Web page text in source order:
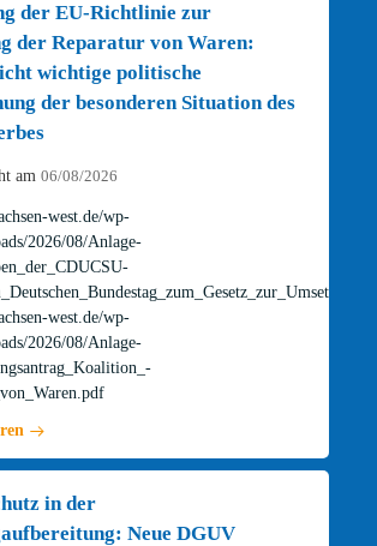
der EU-Richtlinie zur
der Reparatur von Waren:
wichtige politische
der besonderen Situation des
am 06/08/2026
west.de/wp-
2026/08/Anlage-
west.de/wp-
2026/08/Anlage-
in der
Neue DGUV